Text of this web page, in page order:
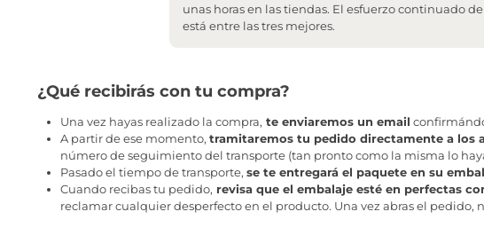
unas horas en las tiendas. El esfuerzo continuado
está entre las tres mejores.
¿Qué recibirás con tu compra?
Una vez hayas realizado la compra, te enviaremos un email
A partir de ese momento, tramitaremos tu pedido directamente a los
número de seguimiento del transporte (tan pronto como la misma lo
Pasado el tiempo de transporte, se te entregará el paquete en su
Cuando recibas tu pedido, revisa que el embalaje esté en perfectas
reclamar cualquier desperfecto en el producto. Una vez abras el